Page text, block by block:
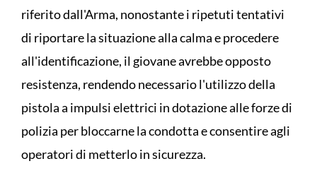
riferito dall'Arma, nonostante i ripetuti tentativi
di riportare la situazione alla calma e procedere
all'identificazione, il giovane avrebbe opposto
resistenza, rendendo necessario l'utilizzo della
pistola a impulsi elettrici in dotazione alle forze di
polizia per bloccarne la condotta e consentire agli
operatori di metterlo in sicurezza.